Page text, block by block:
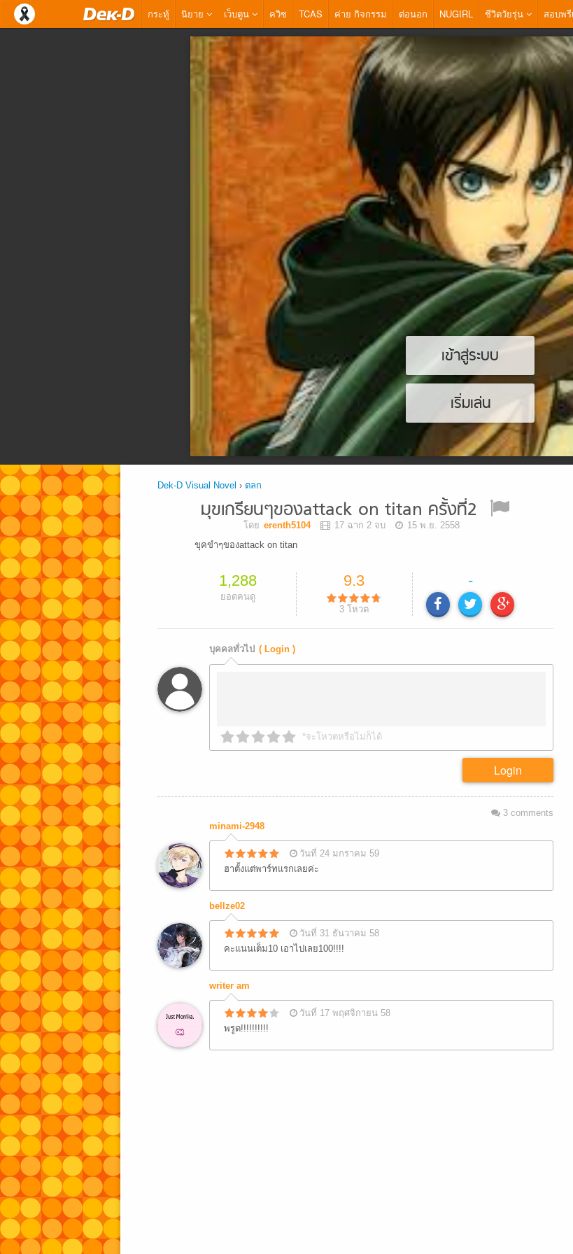
กระทู้ นิยาย เว็บตูน ควิซ TCAS ค่าย กิจกรรม ต่อนอก NUGIRL ชีวิตวัยรุ่น สอบพรี
เข้าสู่ระบบ
เริ่มเล่น
Dek-D Visual Novel › ตลก
มุขเกรียนๆของattack on titan ครั้งที่่2
โดย erenth5104 17 ฉาก 2 จบ
15 พ.ย. 2558
ขุคขำๆของattack on titan
1,288
ยอดคนดู
9.3
3 โหวต
-
บุคคลทั่วไป ( Login )
*จะโหวตหรือไม่ก็ได้
Login
3 comments
minami-2948
วันที่ 24 มกราคม 59
ฮาตั้งแต่พาร์ทแรกเลยค่ะ
bellze02
วันที่ 31 ธันวาคม 58
คะแนนเต็ม10 เอาไปเลย100!!!!
writer am
วันที่ 17 พฤศจิกายน 58
พรูด!!!!!!!!!!